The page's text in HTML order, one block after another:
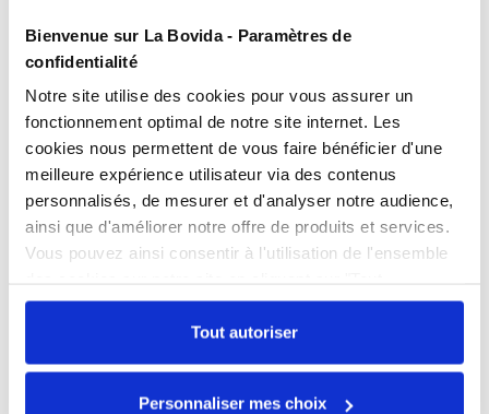
Bienvenue sur La Bovida - Paramètres de
confidentialité
Notre site utilise des cookies pour vous assurer un
fonctionnement optimal de notre site internet. Les
cookies nous permettent de vous faire bénéficier d'une
meilleure expérience utilisateur via des contenus
personnalisés, de mesurer et d'analyser notre audience,
ainsi que d'améliorer notre offre de produits et services.
Vous pouvez ainsi consentir à l'utilisation de l'ensemble
autoriser". Cependant, si vous ne souhaitez autoriser que
certains types de cookies, veuillez cliquer sur
"Personnaliser mes choix".
Tout autoriser
Personnaliser mes choix
Présentation
Le plateau convient aux applications froides.
Le PET étant un matériau léger, le transport et la
manipulation du plateau sont aisés.
Idéal pour les traiteurs.
Couvercle vendu séparément
séparément dans l'onglet produits
complémentaires
Caractéristiques
Conditionnement Carton de 50
Largeur 30 cm
PET
Produits complémentaires
Couvercle plastique
pour plat octogonal
Documents téléchargeables